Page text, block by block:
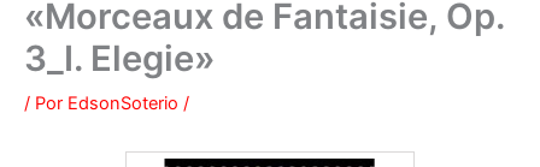
«Morceaux de Fantaisie, Op.
3_I. Elegie»
/ Por EdsonSoterio /